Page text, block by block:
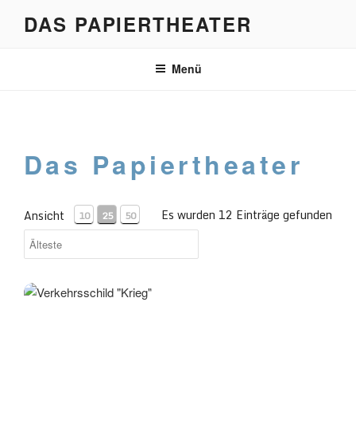
DAS PAPIERTHEATER
Menü
Das Papiertheater
Ansicht 10 25 50 Es wurden 12 Einträge gefunden
Verkehrsschild "Krieg"